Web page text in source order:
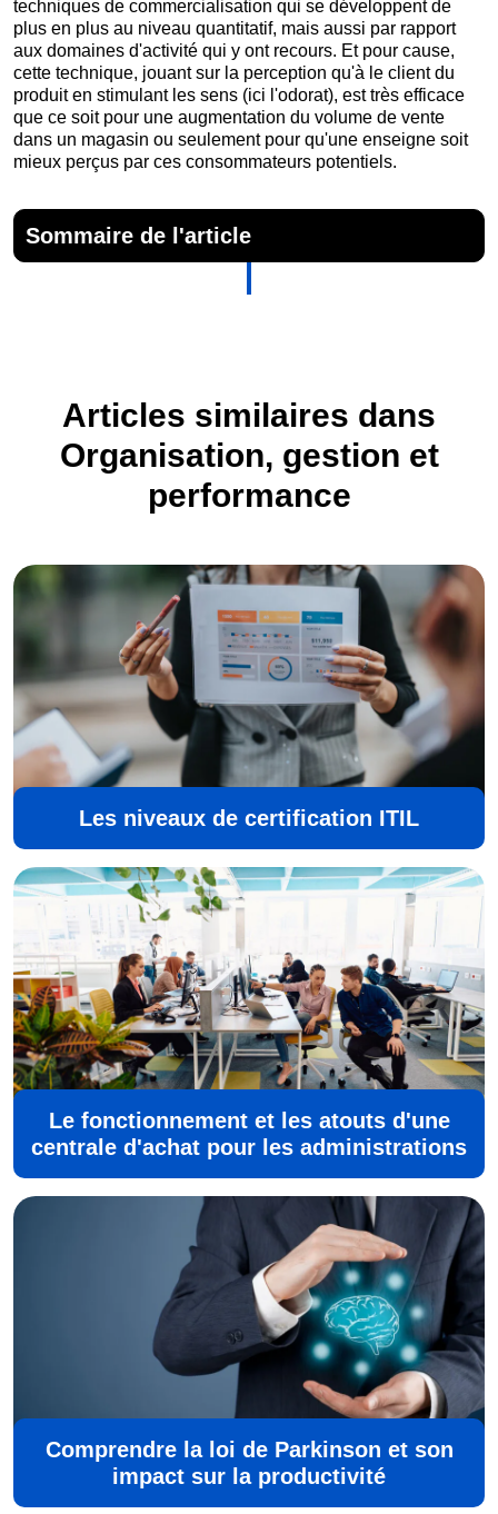
techniques de commercialisation qui se développent de
plus en plus au niveau quantitatif, mais aussi par rapport
aux domaines d'activité qui y ont recours. Et pour cause,
cette technique, jouant sur la perception qu'à le client du
produit en stimulant les sens (ici l'odorat), est très efficace
que ce soit pour une augmentation du volume de vente
dans un magasin ou seulement pour qu'une enseigne soit
mieux perçus par ces consommateurs potentiels.
Sommaire de l'article
Articles similaires dans
Organisation, gestion et
performance
Les niveaux de certification ITIL
Le fonctionnement et les atouts d'une
centrale d'achat pour les administrations
Comprendre la loi de Parkinson et son
impact sur la productivité